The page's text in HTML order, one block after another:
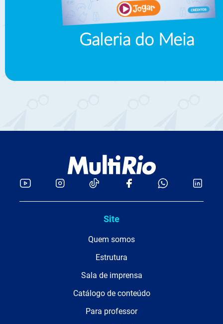
Galeria do Meia
Site
Quem somos
Estrutura
Sala de imprensa
Catálogo de conteúdo
Para professor